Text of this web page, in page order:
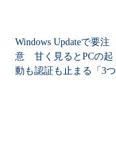
Windows Updateで要注
意 甘く見るとPCの起
動も認証も止まる「3つ